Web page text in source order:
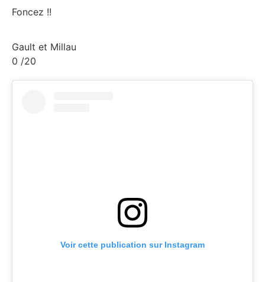
Foncez !!
Gault et Millau
0 /20
Voir cette publication sur Instagram